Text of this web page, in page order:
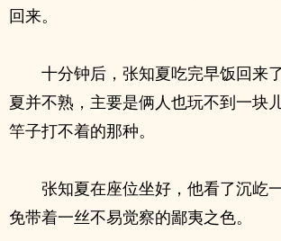
回来。
十分钟后，张知夏吃完早饭回来
夏并不熟，主要是俩人也玩不到一块
竿子打不着的那种。
张知夏在座位坐好，他看了沉屹
免带着一丝不易觉察的鄙夷之色。